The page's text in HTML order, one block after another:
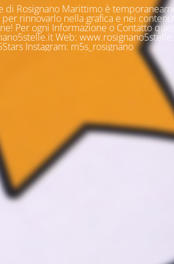
di Rosignano Marittimo è
per rinnovarlo nella grafica e nei
Per ogni Informazione o Contatto
Web:
Instagram: m5s_rosignano